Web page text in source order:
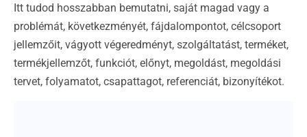
Itt tudod hosszabban bemutatni, saját magad vagy a
problémát, következményét, fájdalompontot, célcsoport
jellemzőit, vágyott végeredményt, szolgáltatást, terméket,
termékjellemzőt, funkciót, előnyt, megoldást, megoldási
tervet, folyamatot, csapattagot, referenciát, bizonyítékot.